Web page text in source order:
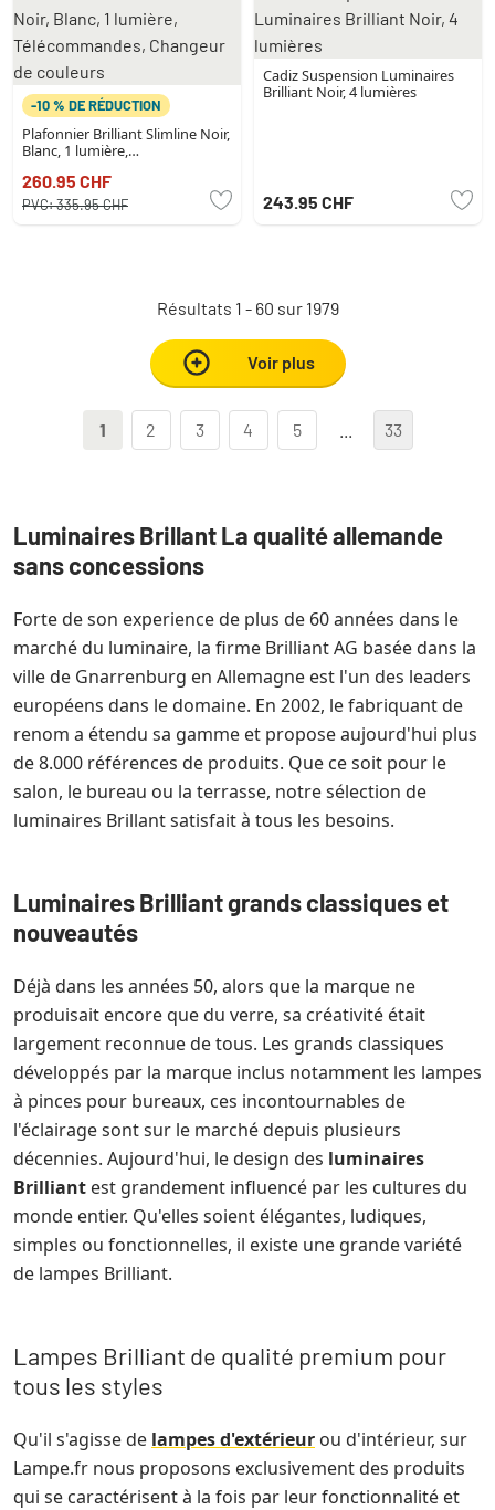
-10 % DE RÉDUCTION
Plafonnier Brilliant Slimline Noir,
Blanc, 1 lumière,
couleurs
260.95 CHF
PVC:335.95 CHF
Cadiz Suspension Luminaires
Brilliant Noir, 4 lumières
243.95 CHF
Résultats 1 - 60 sur 1979
Voir plus
1 2 3 4 5 33
Luminaires Brillant La qualité allemande
sans concessions
Forte de son experience de plus de 60 années dans le
marché du luminaire, la firme Brilliant AG basée dans la
ville de Gnarrenburg en Allemagne est l'un des leaders
européens dans le domaine. En 2002, le fabriquant de
renom a étendu sa gamme et propose aujourd'hui plus
de 8.000 références de produits. Que ce soit pour le
salon, le bureau ou la terrasse, notre sélection de
luminaires Brillant satisfait à tous les besoins.
Luminaires Brilliant grands classiques et
nouveautés
Déjà dans les années 50, alors que la marque ne
produisait encore que du verre, sa créativité était
largement reconnue de tous. Les grands classiques
développés par la marque inclus notamment les lampes
à pinces pour bureaux, ces incontournables de
l'éclairage sont sur le marché depuis plusieurs
décennies. Aujourd'hui, le design des luminaires
Brilliant est grandement influencé par les cultures du
monde entier. Qu'elles soient élégantes, ludiques,
simples ou fonctionnelles, il existe une grande variété
de lampes Brilliant.
Lampes Brilliant de qualité premium pour
tous les styles
Qu'il s'agisse de lampes d'extérieur ou d'intérieur, sur
Lampe.fr nous proposons exclusivement des produits
qui se caractérisent à la fois par leur fonctionnalité et